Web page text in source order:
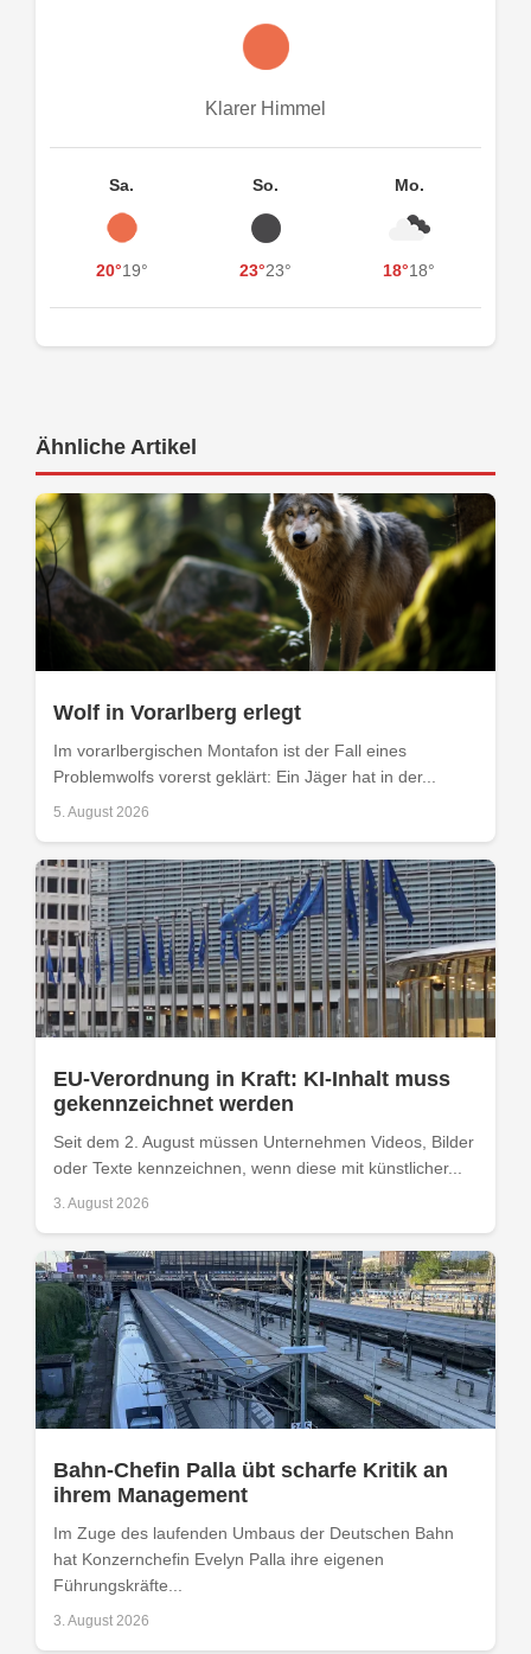
Klarer Himmel
Sa.
20°19°
So.
23°23°
Mo.
18°18°
Ähnliche Artikel
Wolf in Vorarlberg erlegt
Im vorarlbergischen Montafon ist der Fall eines
Problemwolfs vorerst geklärt: Ein Jäger hat in der...
5. August 2026
EU-Verordnung in Kraft: KI-Inhalt muss
gekennzeichnet werden
Seit dem 2. August müssen Unternehmen Videos, Bilder
oder Texte kennzeichnen, wenn diese mit künstlicher...
3. August 2026
Bahn-Chefin Palla übt scharfe Kritik an
ihrem Management
Im Zuge des laufenden Umbaus der Deutschen Bahn
hat Konzernchefin Evelyn Palla ihre eigenen
Führungskräfte...
3. August 2026